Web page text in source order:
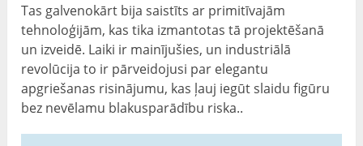
Tas galvenokārt bija saistīts ar primitīvajām
tehnoloģijām, kas tika izmantotas tā projektēšanā
un izveidē. Laiki ir mainījušies, un industriālā
revolūcija to ir pārveidojusi par elegantu
apgriešanas risinājumu, kas ļauj iegūt slaidu figūru
bez nevēlamu blakusparādību riska..